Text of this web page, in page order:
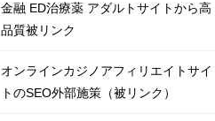
金融 ED治療薬 アダルトサイトから高
品質被リンク
オンラインカジノアフィリエイトサイ
トのSEO外部施策（被リンク）